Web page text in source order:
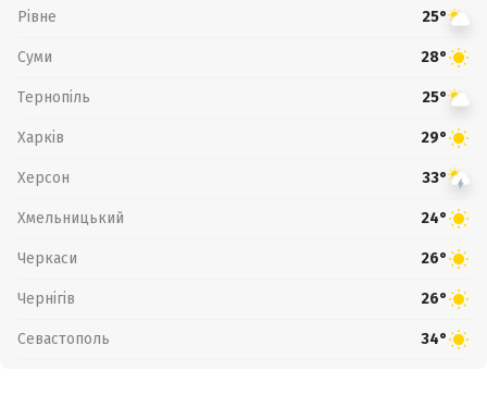
Рівне 25°
Суми 28°
Тернопіль 25°
Харків 29°
Херсон 33°
Хмельницький 24°
Черкаси 26°
Чернігів 26°
Севастополь 34°